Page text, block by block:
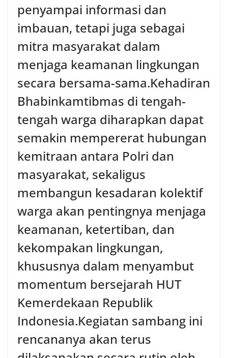
penyampai informasi dan
imbauan, tetapi juga sebagai
mitra masyarakat dalam
menjaga keamanan lingkungan
secara bersama-sama.‎‎Kehadiran
Bhabinkamtibmas di tengah-
tengah warga diharapkan dapat
semakin mempererat hubungan
kemitraan antara Polri dan
masyarakat, sekaligus
membangun kesadaran kolektif
warga akan pentingnya menjaga
keamanan, ketertiban, dan
kekompakan lingkungan,
khususnya dalam menyambut
momentum bersejarah HUT
Kemerdekaan Republik
Indonesia.‎Kegiatan sambang ini
rencananya akan terus